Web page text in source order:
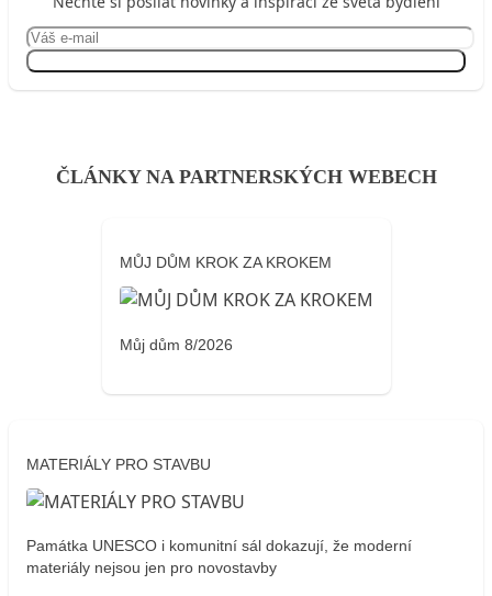
ČLÁNKY NA PARTNERSKÝCH WEBECH
MŮJ DŮM KROK ZA KROKEM
Můj dům 8/2026
MATERIÁLY PRO STAVBU
Památka UNESCO i komunitní sál dokazují, že moderní
materiály nejsou jen pro novostavby